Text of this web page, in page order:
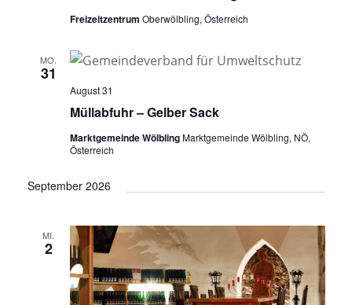
Freizeitzentrum Oberwölbling, Österreich
MO.
31
Müllabfuhr – Gelber Sack
August 31
Marktgemeinde WölblingMarktgemeinde Wölbling, NÖ,
Österreich
September 2026
MI.
2